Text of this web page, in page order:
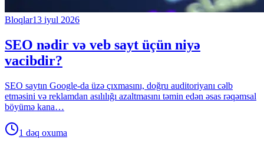
Bloqlar13 iyul 2026
SEO nədir və veb sayt üçün niyə
vacibdir?
SEO saytın Google-da üzə çıxmasını, doğru auditoriyanı cəlb
etməsini və reklamdan asılılığı azaltmasını təmin edən əsas rəqəmsal
böyümə kana…
1 dəq oxuma